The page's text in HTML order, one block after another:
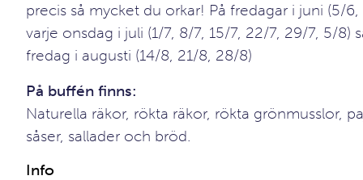
precis så mycket du orkar! På fredagar i juni (5/
varje onsdag i juli (1/7, 8/7, 15/7, 22/7, 29/7, 5/8)
fredag i augusti (14/8, 21/8, 28/8)
På buffén finns:
Naturella räkor, rökta räkor, rökta grönmusslor,
såser, sallader och bröd.
Info